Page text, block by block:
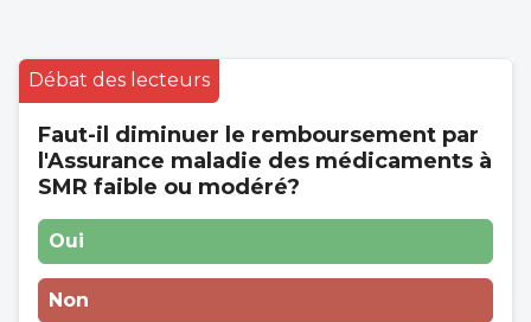
Débat des lecteurs
Faut-il diminuer le remboursement par
l'Assurance maladie des médicaments à
SMR faible ou modéré?
Oui
Non